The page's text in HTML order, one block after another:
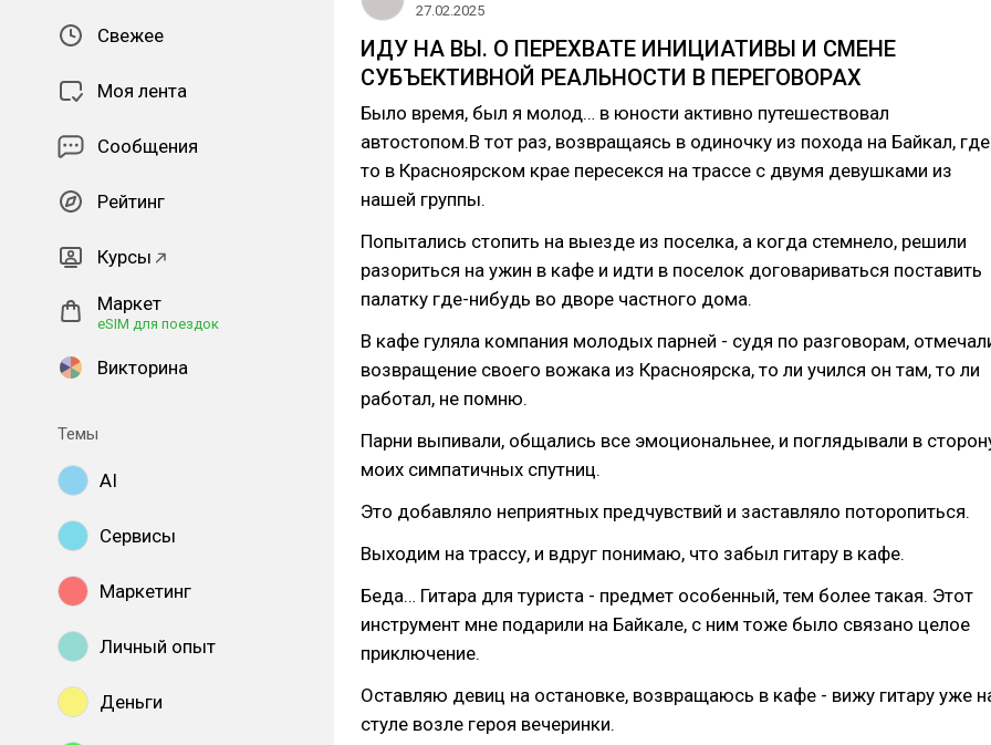
Свежее
Моя лента
Сообщения
Рейтинг
Курсы
Маркет
eSIM для поездок
Викторина
Темы
AI
Сервисы
Маркетинг
Личный опыт
Деньги
27.02.2025
ИДУ НА ВЫ. О ПЕРЕХВАТЕ ИНИЦИАТИВЫ И СМЕНЕ
СУБЪЕКТИВНОЙ РЕАЛЬНОСТИ В ПЕРЕГОВОРАХ
Было время, был я молод… в юности активно путешествовал
автостопом.В тот раз, возвращаясь в одиночку из похода на Байкал,
то в Красноярском крае пересекся на трассе с двумя девушками из
нашей группы.
Попытались стопить на выезде из поселка, а когда стемнело, решили
разориться на ужин в кафе и идти в поселок договариваться поставить
палатку где-нибудь во дворе частного дома.
В кафе гуляла компания молодых парней - судя по разговорам,
возвращение своего вожака из Красноярска, то ли учился он там, то ли
работал, не помню.
Парни выпивали, общались все эмоциональнее, и поглядывали в
моих симпатичных спутниц.
Это добавляло неприятных предчувствий и заставляло поторопиться.
Выходим на трассу, и вдруг понимаю, что забыл гитару в кафе.
Беда… Гитара для туриста - предмет особенный, тем более такая. Этот
инструмент мне подарили на Байкале, с ним тоже было связано целое
приключение.
Оставляю девиц на остановке, возвращаюсь в кафе - вижу гитару уже
стуле возле героя вечеринки.